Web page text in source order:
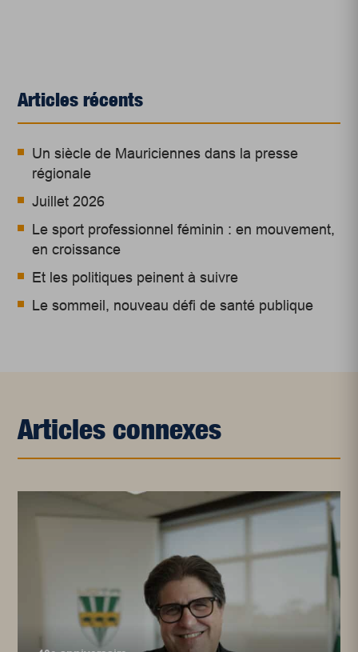
Articles récents
Un siècle de Mauriciennes dans la presse
régionale
Juillet 2026
Le sport professionnel féminin : en mouvement,
en croissance
Et les politiques peinent à suivre
Le sommeil, nouveau défi de santé publique
Articles connexes